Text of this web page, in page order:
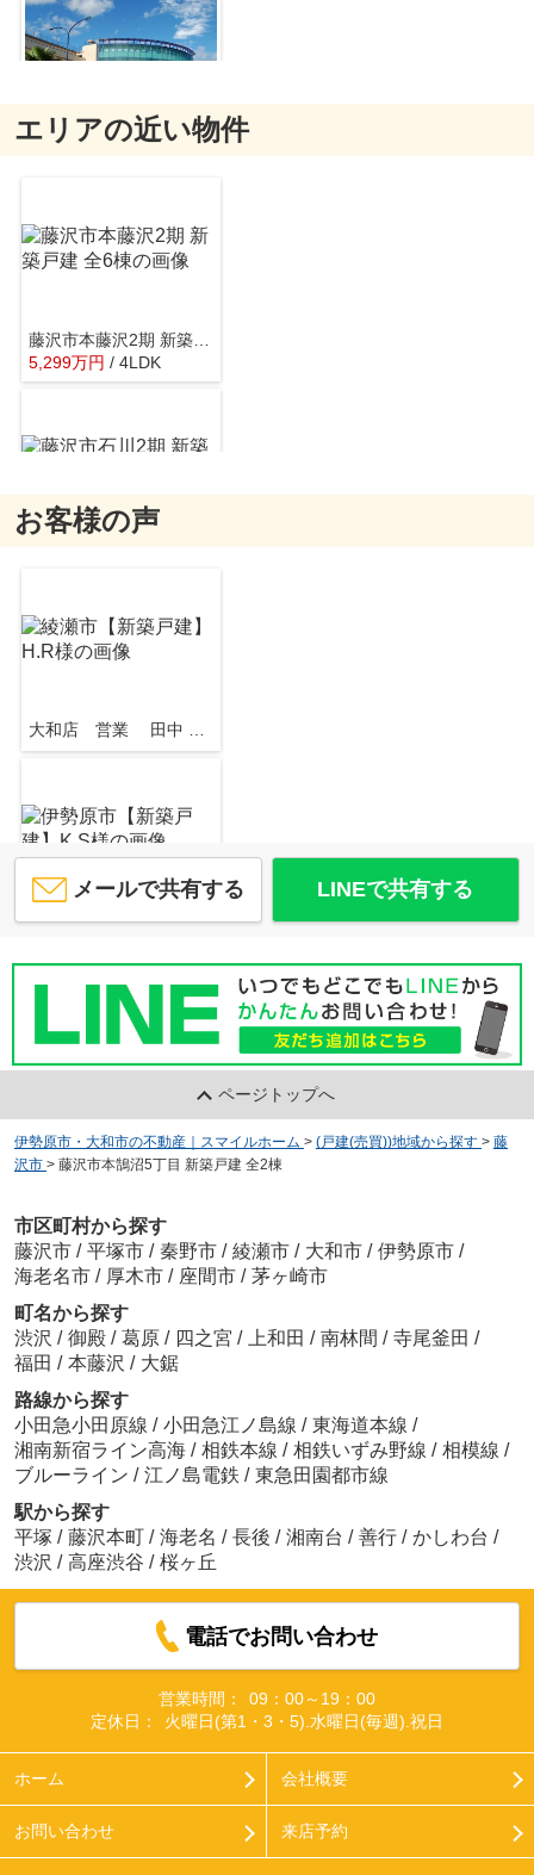
湘南T-SITE
約652m／9分
エリアの近い物件
藤沢市本藤沢2期 新築戸建 全6棟
5,299万円 / 4LDK
藤沢市花の木 新築戸建 全1棟
/ 4LDK
お客様の声
大和店 営業 田中 知行
大和店 店長 橘内 英一
株式会社スマイルホーム 伊勢原本店
メールで共有する LINEで共有する
ページトップへ
伊勢原市・大和市の不動産｜スマイルホーム > (戸建(売買))地域から探す > 藤
沢市 > 藤沢市本鵠沼5丁目 新築戸建 全2棟
市区町村から探す
藤沢市 / 平塚市 / 秦野市 / 綾瀬市 / 大和市 / 伊勢原市 /
海老名市 / 厚木市 / 座間市 / 茅ヶ崎市
町名から探す
渋沢 / 御殿 / 葛原 / 四之宮 / 上和田 / 南林間 / 寺尾釜田 /
福田 / 本藤沢 / 大鋸
路線から探す
小田急小田原線 / 小田急江ノ島線 / 東海道本線 /
湘南新宿ライン高海 / 相鉄本線 / 相鉄いずみ野線 / 相模線 /
ブルーライン / 江ノ島電鉄 / 東急田園都市線
駅から探す
平塚 / 藤沢本町 / 海老名 / 長後 / 湘南台 / 善行 / かしわ台 /
渋沢 / 高座渋谷 / 桜ヶ丘
電話でお問い合わせ
営業時間：
09：00～19：00
定休日：
火曜日(第1・3・5).水曜日(毎週).祝日
ホーム 会社概要
お問い合わせ 来店予約